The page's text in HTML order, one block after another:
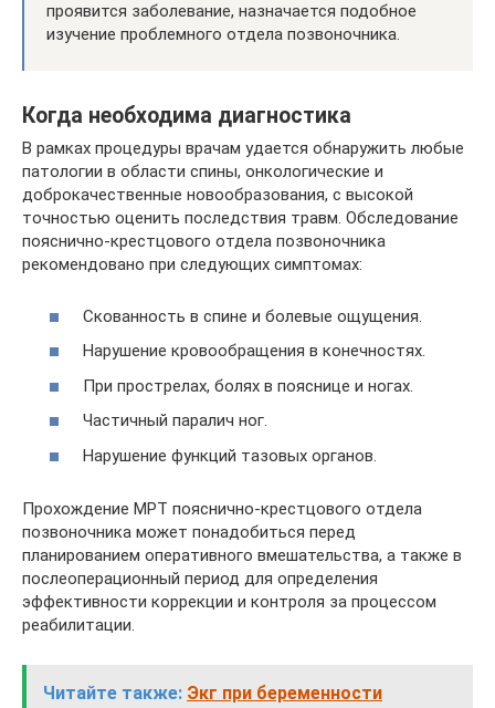
проявится заболевание, назначается подобное
изучение проблемного отдела позвоночника.
Когда необходима диагностика
В рамках процедуры врачам удается обнаружить любые
патологии в области спины, онкологические и
доброкачественные новообразования, с высокой
точностью оценить последствия травм. Обследование
пояснично-крестцового отдела позвоночника
рекомендовано при следующих симптомах:
Скованность в спине и болевые ощущения.
Нарушение кровообращения в конечностях.
При прострелах, болях в пояснице и ногах.
Частичный паралич ног.
Нарушение функций тазовых органов.
Прохождение МРТ пояснично-крестцового отдела
позвоночника может понадобиться перед
планированием оперативного вмешательства, а также в
послеоперационный период для определения
эффективности коррекции и контроля за процессом
реабилитации.
Читайте также: Экг при беременности